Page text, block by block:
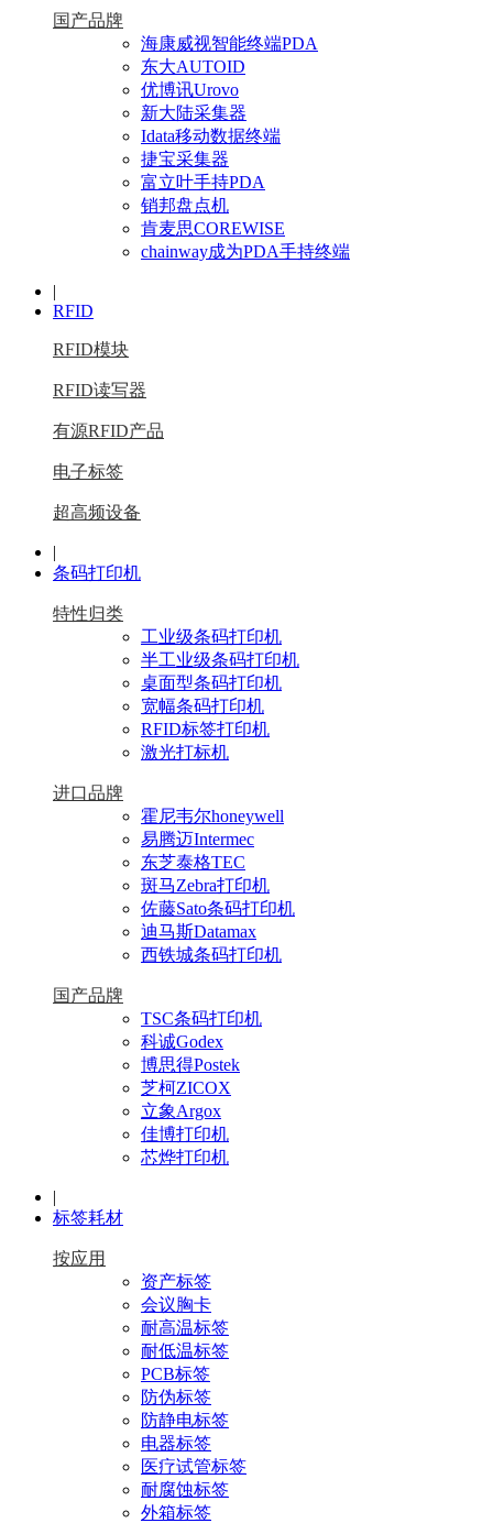
国产品牌
海康威视智能终端PDA
东大AUTOID
优博讯Urovo
新大陆采集器
Idata移动数据终端
捷宝采集器
富立叶手持PDA
销邦盘点机
肯麦思COREWISE
chainway成为PDA手持终端
|
RFID
RFID模块
RFID读写器
有源RFID产品
电子标签
超高频设备
|
条码打印机
特性归类
工业级条码打印机
半工业级条码打印机
桌面型条码打印机
宽幅条码打印机
RFID标签打印机
激光打标机
进口品牌
霍尼韦尔honeywell
易腾迈Intermec
东芝泰格TEC
斑马Zebra打印机
佐藤Sato条码打印机
迪马斯Datamax
西铁城条码打印机
国产品牌
TSC条码打印机
科诚Godex
博思得Postek
芝柯ZICOX
立象Argox
佳博打印机
芯烨打印机
|
标签耗材
按应用
资产标签
会议胸卡
耐高温标签
耐低温标签
PCB标签
防伪标签
防静电标签
电器标签
医疗试管标签
耐腐蚀标签
外箱标签